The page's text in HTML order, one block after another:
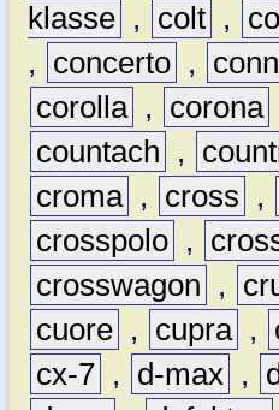
klasse , colt ,
,
concerto ,
corolla , corona
countach
,
croma , cross ,
crosspolo ,
crosswagon
,
cuore , cupra ,
cx-7 , d-max ,